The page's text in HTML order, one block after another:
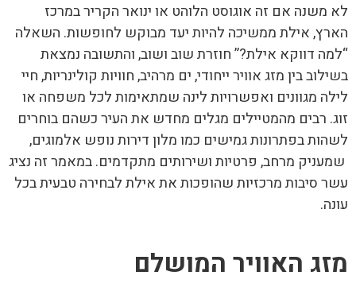
לא משנה אם זה אוגוסט הלוהט או ינואר הקריר במרכז
הארץ, אילת ממשיכה להיות יעד מבוקש לחופשות. השאלה
“למה דווקא אילת?” חוזרת שוב ושוב, והתשובה נמצאת
בשילוב בין מזג אוויר ייחודי, ים מרהיב, חוויות קולינריות, חיי
לילה מגוונים ואפשרויות לינה שמתאימות לכל משפחה או
זוג. רבים מהמטיילים מגלים מחדש את העיר כשהם בוחרים
לשהות בפתרונות גמישים כמו מלון דירות נופש אלמוגים,
שמעניק מרחב, פרטיות ושירותים מתקדמים. במאמר זה נציג
עשר סיבות מרכזיות שהופכות את אילת לבחירה טבעית בכל
עונה.
מזג האוויר המושלם